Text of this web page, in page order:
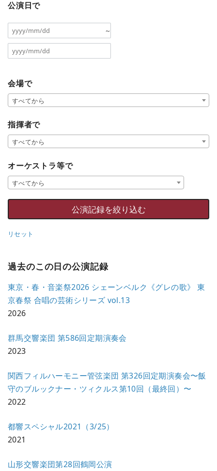
公演日で
～
会場で
すべてから
指揮者で
すべてから
オーケストラ等で
すべてから
リセット
過去のこの日の公演記録
東京・春・音楽祭2026 シェーンベルク《グレの歌》 東
京春祭 合唱の芸術シリーズ vol.13
2026
群馬交響楽団 第586回定期演奏会
2023
関西フィルハーモニー管弦楽団 第326回定期演奏会〜飯
守のブルックナー・ツィクルス第10回（最終回）〜
2022
都響スペシャル2021（3/25）
2021
山形交響楽団第28回鶴岡公演